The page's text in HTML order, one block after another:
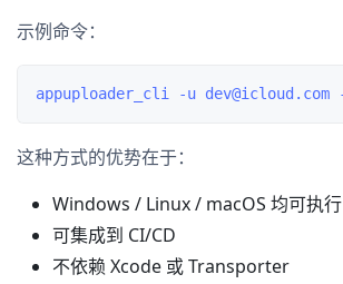
示例命令：
这种方式的优势在于：
Windows / Linux / macOS 均可执行
可集成到 CI/CD
不依赖 Xcode 或 Transporter